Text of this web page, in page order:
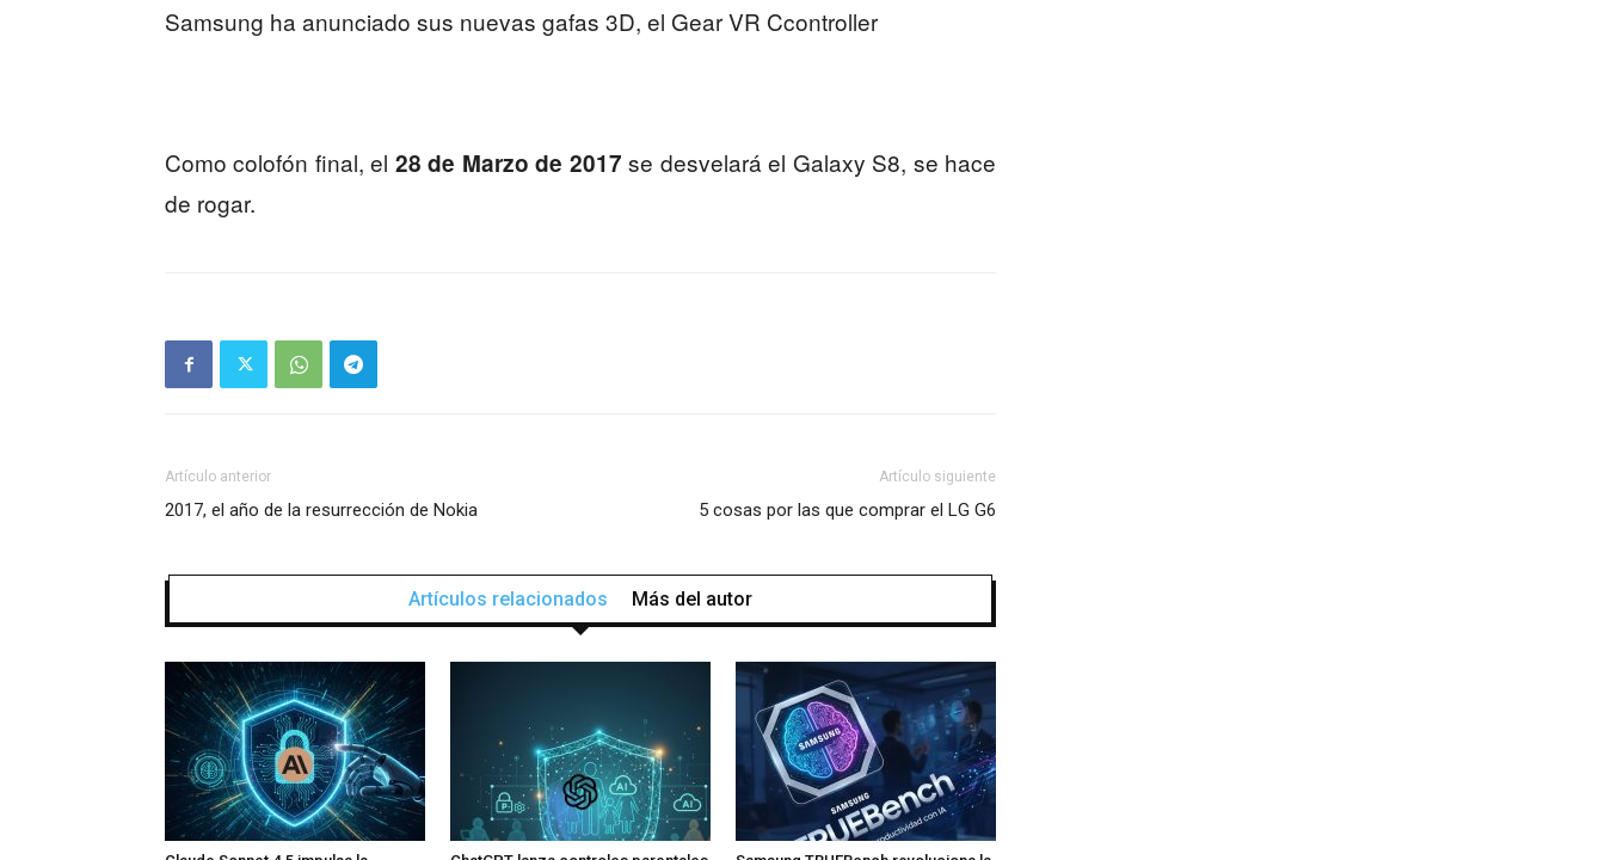
Samsung ha anunciado sus nuevas gafas 3D, el Gear VR Ccontroller
Como colofón final, el 28 de Marzo de 2017 se desvelará el Galaxy S8, se hace
de rogar.
Artículo anterior
2017, el año de la resurrección de Nokia
Artículo siguiente
5 cosas por las que comprar el LG G6
Artículos relacionados Más del autor